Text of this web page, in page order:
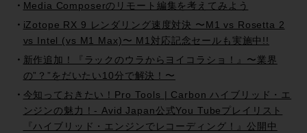
Media Composerのリモート編集を考えてみよう
iZotope RX 9 レンダリング速度対決 〜M1 vs Rosetta 2
vs Intel (vs M1 Max)〜 M1対応記念セールも実施中!!
新作追加！『ラックのウラからヨイコラショ！』〜業界
の”？”をだいたい10分で解決！〜
今知っておきたい！Pro Tools | Carbon ハイブリッド・エ
ンジンの魅力！- Avid Japan公式You Tubeプレイリスト
『ハイブリッド・エンジンでレコーディング！』公開中